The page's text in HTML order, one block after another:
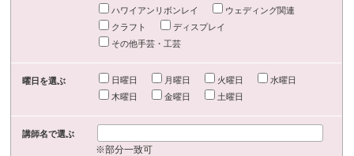
ハワイアンリボンレイ
ウェディング関連
クラフト
ディスプレイ
その他手芸・工芸
曜日を選ぶ 日曜日 月曜日 火曜日
水曜日
木曜日
金曜日 土曜日
講師名で選ぶ
※部分一致可